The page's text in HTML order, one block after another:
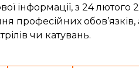
інформації, з 24 лютого
професійних
чи катувань.